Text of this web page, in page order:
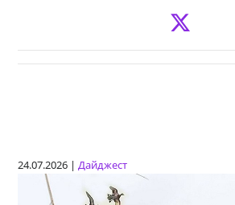
24.07.2026 |Дайджест